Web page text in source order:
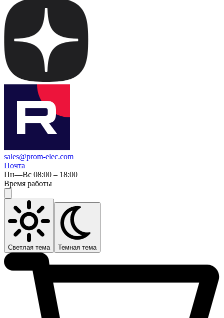
sales@prom-elec.com
Почта
Пн—Вс 08:00 – 18:00
Время работы
Светлая тема Темная тема